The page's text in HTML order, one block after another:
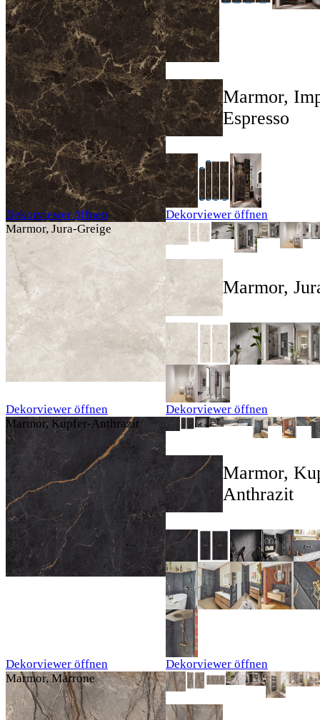
Dekorviewer öffnen
Marmor,
Espresso
Dekorviewer öffnen
Marmor, Jura-Greige
Dekorviewer öffnen
Marmor,
Dekorviewer öffnen
Marmor, Kupfer-Anthrazit
Dekorviewer öffnen
Marmor,
Anthrazit
Dekorviewer öffnen
Marmor, Marrone